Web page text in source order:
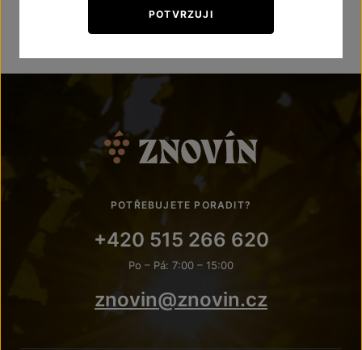
POTŘEBUJETE PORADIT?
+420 515 266 620
Po – Pá: 7:00 – 15:00
znovin@znovin.cz
POTVRZUJI